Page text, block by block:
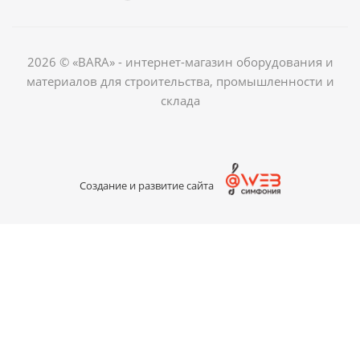
2026 © «BARA» - интернет-магазин оборудования и
материалов для строительства, промышленности и
склада
Создание и развитие сайта